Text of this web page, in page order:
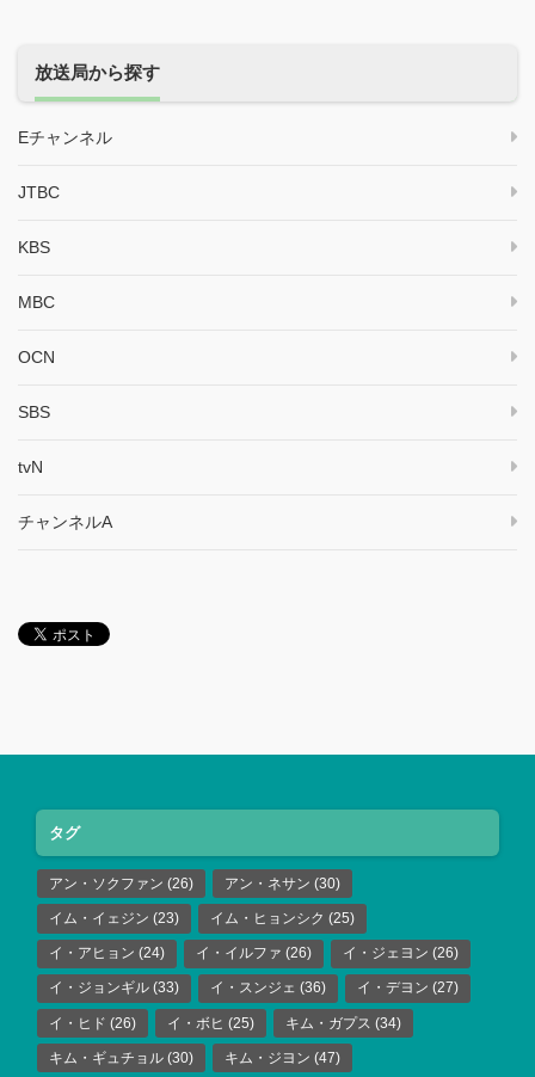
放送局から探す
Eチャンネル
JTBC
KBS
MBC
OCN
SBS
tvN
チャンネルA
タグ
アン・ソクファン (26) アン・ネサン (30)
イム・イェジン (23) イム・ヒョンシク (25)
イ・アヒョン (24) イ・イルファ (26) イ・ジェヨン (26)
イ・ジョンギル (33) イ・スンジェ (36) イ・デヨン (27)
イ・ヒド (26) イ・ボヒ (25) キム・ガプス (34)
キム・ギュチョル (30) キム・ジヨン (47)